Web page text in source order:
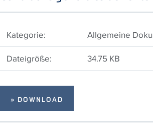
Kategorie:
Allgemeine
Dateigröße:
34.75 KB
» DOWNLOAD